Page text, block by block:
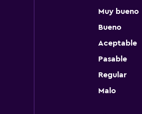
Muy bueno
Bueno
Aceptable
Pasable
Regular
Malo